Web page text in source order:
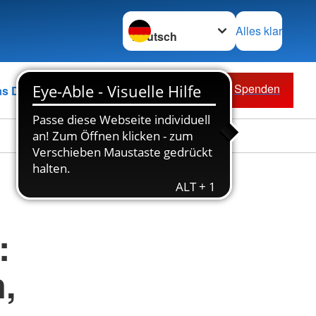
Sprache wechseln zu
Alles klar
DRK Spenden